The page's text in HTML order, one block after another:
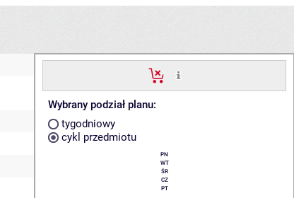
Wybrany podział planu:
tygodniowy
cykl przedmiotu
PN
WT
ŚR
CZ
PT